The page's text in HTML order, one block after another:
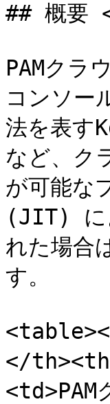
## 概要
PAMクラ
コンソー
法を表す
など、ク
が可能な
(JIT) に
れた場合
す。
</
<td>PAM